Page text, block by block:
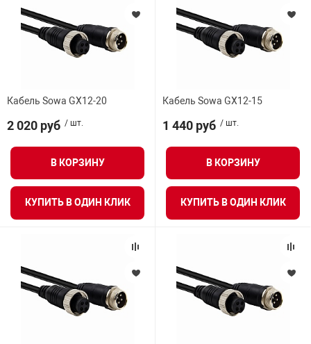
Кабель Sowa GX12-20
2 020 руб / шт.
В КОРЗИНУ
КУПИТЬ В ОДИН КЛИК
Кабель Sowa GX12-15
1 440 руб / шт.
В КОРЗИНУ
КУПИТЬ В ОДИН КЛИК